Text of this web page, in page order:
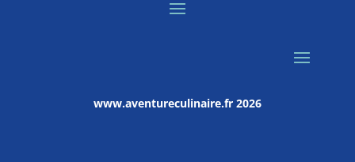
www.aventureculinaire.fr2026